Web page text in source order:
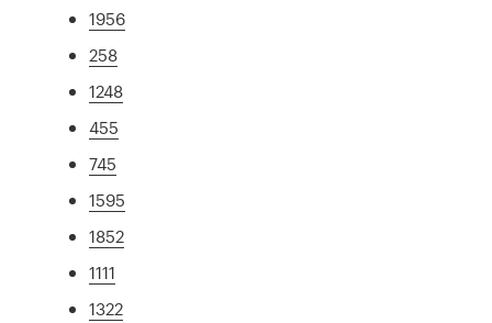
1956
258
1248
455
745
1595
1852
1111
1322